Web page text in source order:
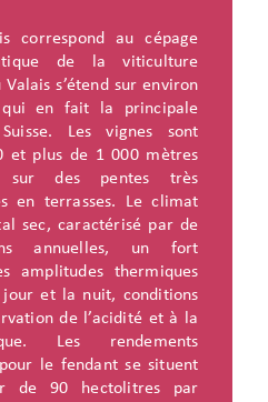
correspond au cépage
de la viticulture
s’étend sur environ
en fait la principale
Les vignes sont
et plus de 1 000 mètres
sur des pentes très
en terrasses. Le climat
sec, caractérisé par de
annuelles, un fort
amplitudes thermiques
et la nuit, conditions
de l’acidité et à la
Les rendements
le fendant se situent
de 90 hectolitres par